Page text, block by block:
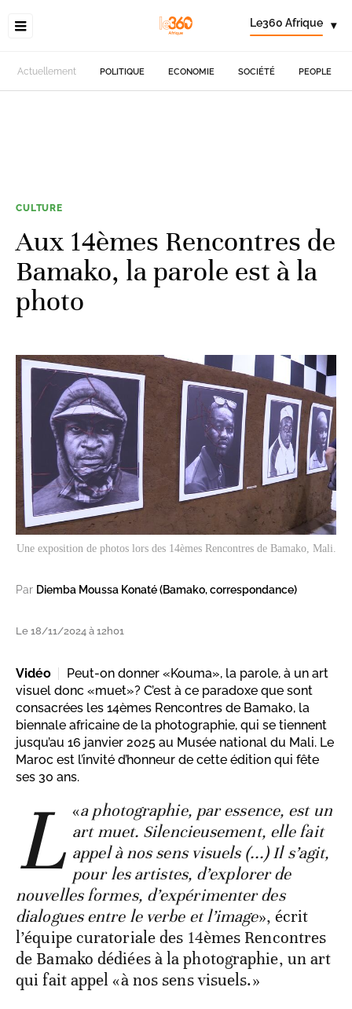
Le360 Afrique ▾
Actuellement POLITIQUE ECONOMIE SOCIÉTÉ PEOPLE
CULTURE
Aux 14èmes Rencontres de
Bamako, la parole est à la
photo
Une exposition de photos lors des 14èmes Rencontres de Bamako, Mali.
Par Diemba Moussa Konaté (Bamako, correspondance)
Le 18/11/2024 à 12h01
Vidéo
Peut-on donner «Kouma», la parole, à un art
visuel donc «muet»? C’est à ce paradoxe que sont
consacrées les 14èmes Rencontres de Bamako, la
biennale africaine de la photographie, qui se tiennent
jusqu’au 16 janvier 2025 au Musée national du Mali. Le
Maroc est l’invité d’honneur de cette édition qui fête
ses 30 ans.
«
L
a photographie, par essence, est un
art muet. Silencieusement, elle fait
appel à nos sens visuels (...) Il s’agit,
pour les artistes, d’explorer de
nouvelles formes, d’expérimenter des
dialogues entre le verbe et l’image», écrit
l’équipe curatoriale des 14èmes Rencontres
de Bamako dédiées à la photographie, un art
qui fait appel «à nos sens visuels.»